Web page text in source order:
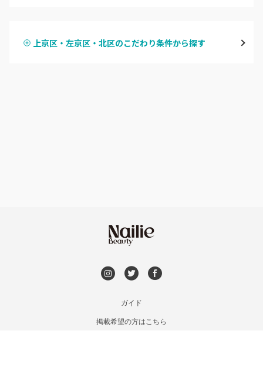
長岡京市・向日市・八幡
ハンドスカルプ
上京区・左京区・北区のこだわり条件から探す
ガイド
掲載希望の方はこちら